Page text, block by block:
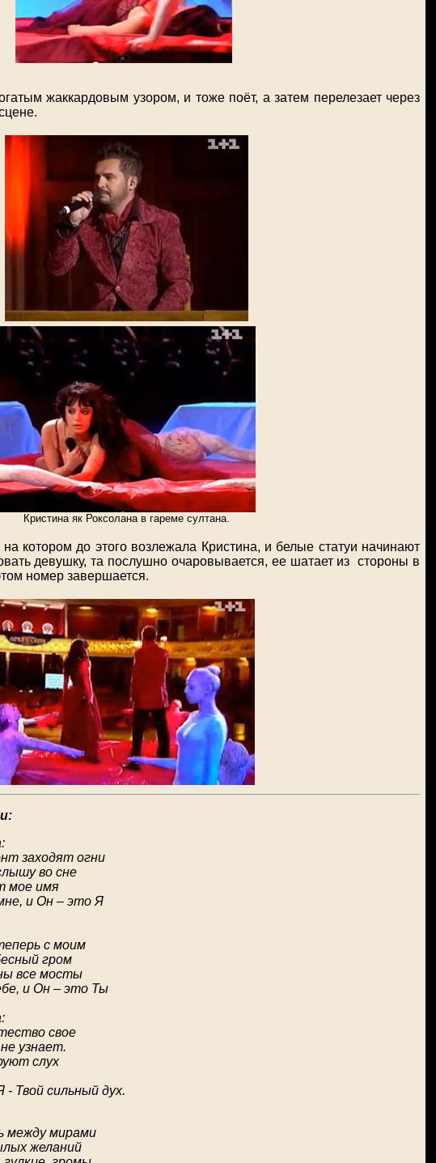
жаккардовым узором, и тоже поёт, а затем перелезает через
Кристина як Роксоланав гареме султана.
котором до этого возлежала Кристина, и белые статуи начинают
девушку, та послушно очаровывается, ее шатает из стороны в
номер завершается.
заходят огни
во сне
мое имя
и Он – это Я
с моим
гром
все мосты
и Он – это Ты
свое
узнает.
слух
Твой сильный дух.
между мирами
желаний